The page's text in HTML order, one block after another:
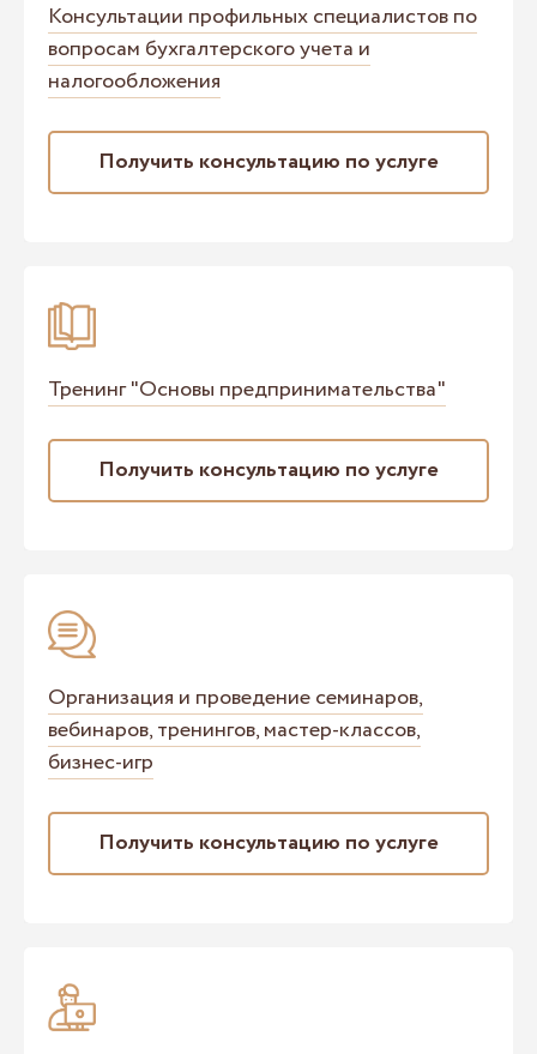
Получить консультацию по услуге
Консультации профильных специалистов по
вопросам бухгалтерского учета и
налогообложения
Получить консультацию по услуге
Тренинг "Основы предпринимательства"
Получить консультацию по услуге
Организация и проведение семинаров,
вебинаров, тренингов, мастер-классов,
бизнес-игр